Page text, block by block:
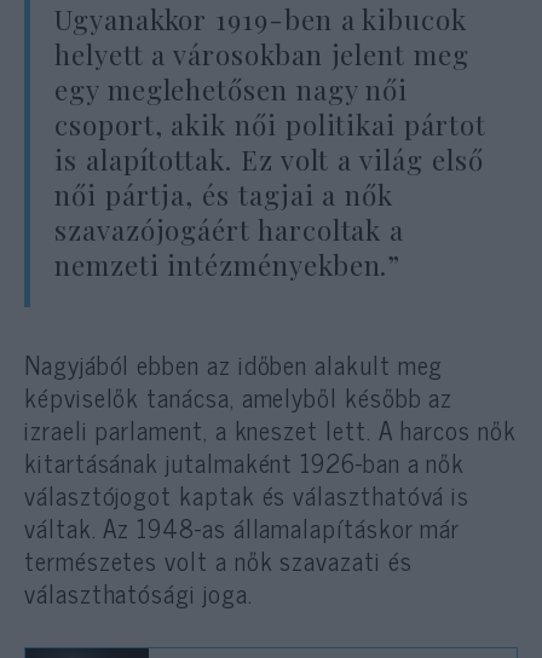
Ugyanakkor 1919-ben a kibucok
helyett a városokban jelent meg
egy meglehetősen nagy női
csoport, akik női politikai pártot
is alapítottak. Ez volt a világ első
női pártja, és tagjai a nők
szavazójogáért harcoltak a
nemzeti intézményekben.”
Nagyjából ebben az időben alakult meg
képviselők tanácsa, amelyből később az
izraeli parlament, a kneszet lett. A harcos nők
kitartásának jutalmaként 1926-ban a nők
választójogot kaptak és választhatóvá is
váltak. Az 1948-as államalapításkor már
természetes volt a nők szavazati és
választhatósági joga.